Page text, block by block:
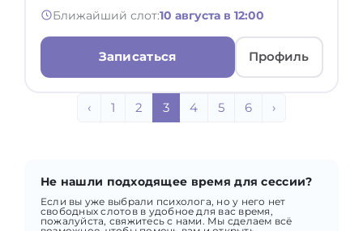
Ближайший слот:10 августа в 12:00
Записаться Профиль
‹ 1 2 3 4 5 6 ›
Не нашли подходящее время для сессии?
Если вы уже выбрали психолога, но у него нет
свободных слотов в удобное для вас время,
пожалуйста, свяжитесь с нами. Мы сделаем всё